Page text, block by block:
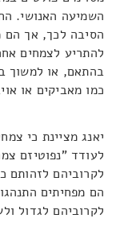
השמיעה האנושי.
הסיבה לכך, אך הם
להתריע לצמחים
בהתאם, או למשוך
כמו מאביקים או
יאנג מציינת כי
לעודד "נפוטיזם
לקרוביהם
הם מפחיתים
לקרוביהם לגדול